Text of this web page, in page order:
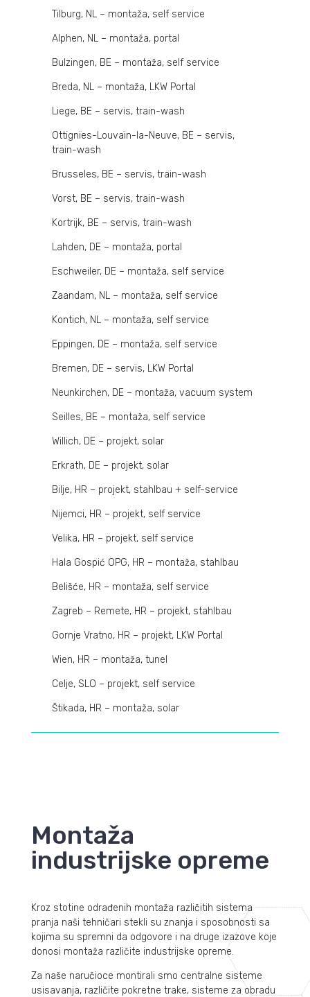
Tilburg, NL – montaža, self service
Alphen, NL – montaža, portal
Bulzingen, BE – montaža, self service
Breda, NL – montaža, LKW Portal
Liege, BE – servis, train-wash
Ottignies-Louvain-la-Neuve, BE – servis,
train-wash
Brusseles, BE – servis, train-wash
Vorst, BE – servis, train-wash
Kortrijk, BE – servis, train-wash
Lahden, DE – montaža, portal
Eschweiler, DE – montaža, self service
Zaandam, NL – montaža, self service
Kontich, NL – montaža, self service
Eppingen, DE – montaža, self service
Bremen, DE – servis, LKW Portal
Neunkirchen, DE – montaža, vacuum system
Seilles, BE – montaža, self service
Willich, DE – projekt, solar
Erkrath, DE – projekt, solar
Bilje, HR – projekt, stahlbau + self-service
Nijemci, HR – projekt, self service
Velika, HR – projekt, self service
Hala Gospić OPG, HR – montaža, stahlbau
Belišće, HR – montaža, self service
Zagreb – Remete, HR – projekt, stahlbau
Gornje Vratno, HR – projekt, LKW Portal
Wien, HR – montaža, tunel
Celje, SLO – projekt, self service
Štikada, HR – montaža, solar
Montaža
industrijske opreme
Kroz stotine odrađenih montaža različitih sistema
pranja naši tehničari stekli su znanja i sposobnosti sa
kojima su spremni da odgovore i na druge izazove koje
donosi montaža različite industrijske opreme.
Za naše naručioce montirali smo centralne sisteme
usisavanja, različite pokretne trake, sisteme za obradu